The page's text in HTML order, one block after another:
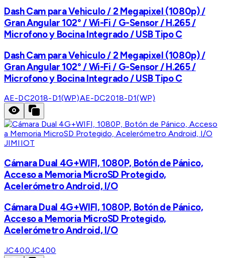
Dash Cam para Vehiculo / 2 Megapixel (1080p) /
Gran Angular 102° / Wi-Fi / G-Sensor / H.265 /
Microfono y Bocina Integrado / USB Tipo C
Dash Cam para Vehiculo / 2 Megapixel (1080p) /
Gran Angular 102° / Wi-Fi / G-Sensor / H.265 /
Microfono y Bocina Integrado / USB Tipo C
AE-DC2018-D1(WP)AE-DC2018-D1(WP)
JIMIIOT
Cámara Dual 4G+WIFI, 1080P, Botón de Pánico,
Acceso a Memoria MicroSD Protegido,
Acelerómetro Android, I/O
Cámara Dual 4G+WIFI, 1080P, Botón de Pánico,
Acceso a Memoria MicroSD Protegido,
Acelerómetro Android, I/O
JC400JC400